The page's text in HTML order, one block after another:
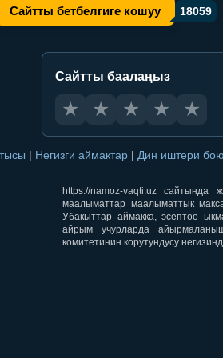
Сайтты бетбелгиге кошуу 18059
Сайтты баалаңыз
★ ★ ★ ★ ★
| Негизги аймактар | Дин иштери
https://namoz-vaqti.uz сайтында
маалыматтар маалыматтык
Убакыттар аймакка, эсептөө
айрым учурларда
комитетинин корутундусу